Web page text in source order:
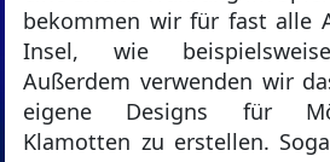
bekommen wir für fast alle
Insel, wie
Außerdem verwenden wir
eigene Designs für
Klamotten zu erstellen.